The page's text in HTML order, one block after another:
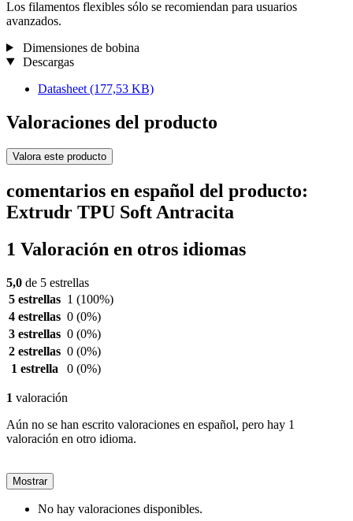
Los filamentos flexibles sólo se recomiendan para usuarios
avanzados.
Dimensiones de bobina
Descargas
Datasheet (177,53 KB)
Valoraciones del producto
Valora este producto
comentarios en español del producto:
Extrudr TPU Soft Antracita
1 Valoración en otros idiomas
5,0 de 5 estrellas
5 estrellas 1 (100%)
4 estrellas 0 (0%)
3 estrellas 0 (0%)
2 estrellas 0 (0%)
1 estrella
0 (0%)
1 valoración
Aún no se han escrito valoraciones en español, pero hay 1
valoración en otro idioma.
Mostrar
No hay valoraciones disponibles.